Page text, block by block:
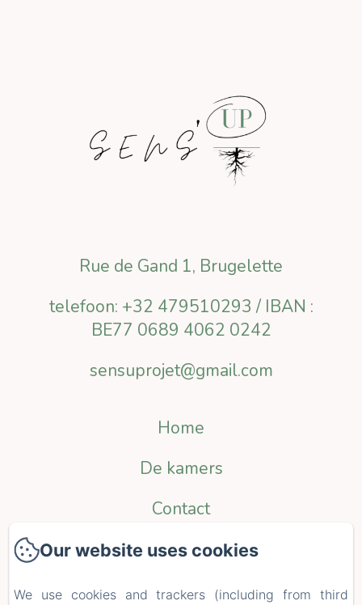
Rue de Gand 1, Brugelette
telefoon: +32 479510293 / IBAN :
BE77 0689 4062 0242
sensuprojet@gmail.com
Home
De kamers
Contact
Politique de confidentialité
Informations légales
Our website uses cookies
We use cookies and trackers (including from third